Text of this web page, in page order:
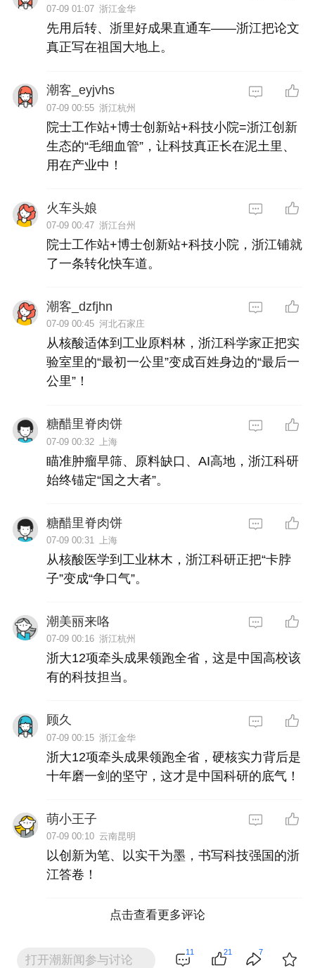
07-09 01:07 浙江金华
先用后转、浙里好成果直通车——浙江把论文
真正写在祖国大地上。
潮客_eyjvhs
07-09 00:55 浙江杭州
院士工作站+博士创新站+科技小院=浙江创新
生态的“毛细血管”，让科技真正长在泥土里、
用在产业中！
火车头娘
07-09 00:47 浙江台州
院士工作站+博士创新站+科技小院，浙江铺就
了一条转化快车道。
潮客_dzfjhn
07-09 00:45 河北石家庄
从核酸适体到工业原料林，浙江科学家正把实
验室里的“最初一公里”变成百姓身边的“最后一
公里”！
糖醋里脊肉饼
07-09 00:32 上海
瞄准肿瘤早筛、原料缺口、AI高地，浙江科研
始终锚定“国之大者”。
糖醋里脊肉饼
07-09 00:31 上海
从核酸医学到工业林木，浙江科研正把“卡脖
子”变成“争口气”。
潮美丽来咯
07-09 00:16 浙江杭州
浙大12项牵头成果领跑全省，这是中国高校该
有的科技担当。
顾久
07-09 00:15 浙江金华
浙大12项牵头成果领跑全省，硬核实力背后是
十年磨一剑的坚守，这才是中国科研的底气！
萌小王子
07-09 00:10 云南昆明
以创新为笔、以实干为墨，书写科技强国的浙
江答卷！
点击查看更多评论
打开潮新闻参与讨论
11 21 7